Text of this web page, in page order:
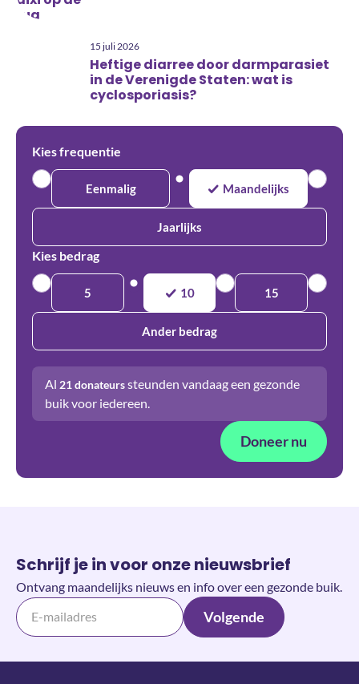
15 juli 2026
Heftige diarree door darmparasiet
in de Verenigde Staten: wat is
cyclosporiasis?
Kies frequentie
Eenmalig Maandelijks
Jaarlijks
Kies bedrag
5 10 15
Ander bedrag
Al 21 donateurssteunden vandaag een gezonde
buik voor iedereen.
Doneer nu
Schrijf je in voor onze nieuwsbrief
Ontvang maandelijks nieuws en info over een gezonde buik.
Volgende